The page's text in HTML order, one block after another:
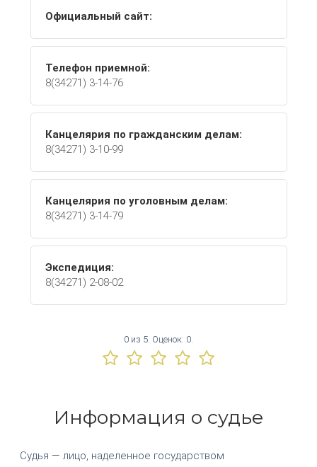
Официальный сайт:
Телефон приемной:
8(34271) 3-14-76
Канцелярия по гражданским делам:
8(34271) 3-10-99
Канцелярия по уголовным делам:
8(34271) 3-14-79
Экспедиция:
8(34271) 2-08-02
0 из 5. Оценок: 0
Информация о судье
Судья — лицо, наделенное государством